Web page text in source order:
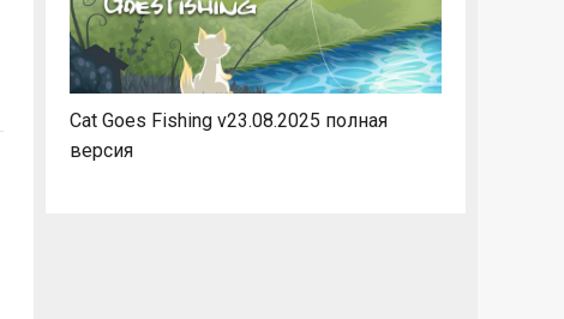
Cat Goes Fishing v23.08.2025 полная
версия